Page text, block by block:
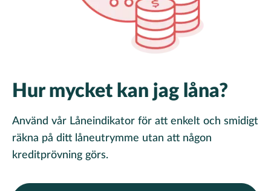
Hur mycket kan jag låna?
Använd vår Låneindikator för att enkelt och smidigt
räkna på ditt låneutrymme utan att någon
kreditprövning görs.